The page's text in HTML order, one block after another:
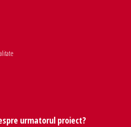
urmatorul proiect?